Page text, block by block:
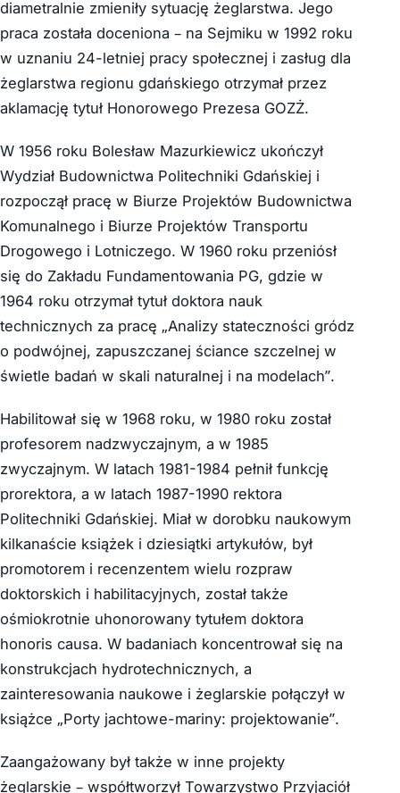
diametralnie zmieniły sytuację żeglarstwa. Jego
praca została doceniona – na Sejmiku w 1992 roku
w uznaniu 24-letniej pracy społecznej i zasług dla
żeglarstwa regionu gdańskiego otrzymał przez
aklamację tytuł Honorowego Prezesa GOZŻ.
W 1956 roku Bolesław Mazurkiewicz ukończył
Wydział Budownictwa Politechniki Gdańskiej i
rozpoczął pracę w Biurze Projektów Budownictwa
Komunalnego i Biurze Projektów Transportu
Drogowego i Lotniczego. W 1960 roku przeniósł
się do Zakładu Fundamentowania PG, gdzie w
1964 roku otrzymał tytuł doktora nauk
technicznych za pracę „Analizy stateczności gródz
o podwójnej, zapuszczanej ściance szczelnej w
świetle badań w skali naturalnej i na modelach”.
Habilitował się w 1968 roku, w 1980 roku został
profesorem nadzwyczajnym, a w 1985
zwyczajnym. W latach 1981-1984 pełnił funkcję
prorektora, a w latach 1987-1990 rektora
Politechniki Gdańskiej. Miał w dorobku naukowym
kilkanaście książek i dziesiątki artykułów, był
promotorem i recenzentem wielu rozpraw
doktorskich i habilitacyjnych, został także
ośmiokrotnie uhonorowany tytułem doktora
honoris causa. W badaniach koncentrował się na
konstrukcjach hydrotechnicznych, a
zainteresowania naukowe i żeglarskie połączył w
książce „Porty jachtowe-mariny: projektowanie”.
Zaangażowany był także w inne projekty
żeglarskie – współtworzył Towarzystwo Przyjaciół